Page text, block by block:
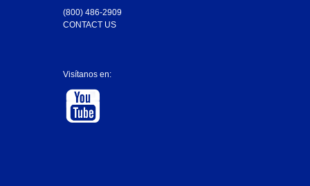
(800) 486-2909
CONTACT US
Visítanos en: